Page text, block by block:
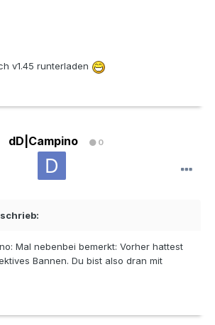
v1.45 runterladen
dD|Campino 0
Mal nebenbei bemerkt: Vorher hattest
Bannen. Du bist also dran mit